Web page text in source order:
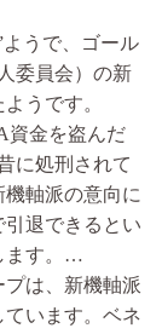
うで、ゴール
委員会）の新
うです。
金を盗んだ
に処刑されて
軸派の意向に
退できるとい
ます。…
は、新機軸派
います。ベネ